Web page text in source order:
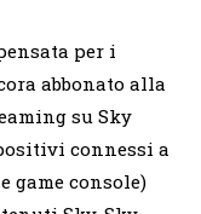
per i
abbonato alla
su Sky
connessi a
game console)